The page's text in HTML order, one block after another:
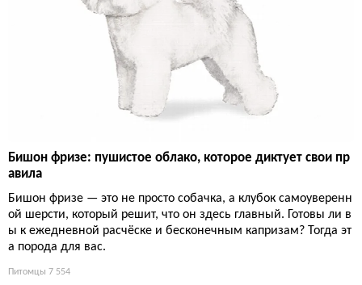
Бишон фризе: пушистое облако, которое диктует свои пр
авила
Бишон фризе — это не просто собачка, а клубок самоуверенн
ой шерсти, который решит, что он здесь главный. Готовы ли в
ы к ежедневной расчёске и бесконечным капризам? Тогда эт
а порода для вас.
Питомцы 7 554